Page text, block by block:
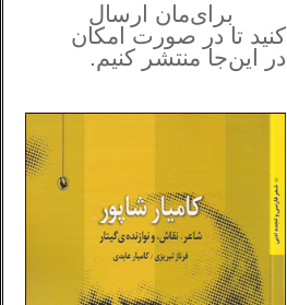
برای‌مان ارسال
کنید تا در صورت امکان
در این‌جامنتشر کنیم.